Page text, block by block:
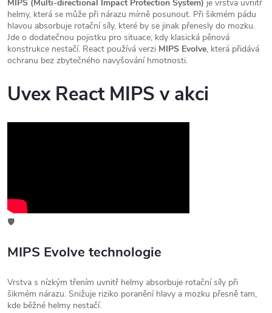
MIPS (Multi-directional Impact Protection System) je vrstva uvnitř
helmy, která se může při nárazu mírně posunout. Při šikmém pádu
hlavou absorbuje rotační síly, které by se jinak přenesly do mozku.
Jde o dodatečnou pojistku pro situace, kdy klasická pěnová
konstrukce nestačí. React používá verzi MIPS Evolve, která přidává
ochranu bez zbytečného navyšování hmotnosti.
Uvex React MIPS v akci
🛡️
MIPS Evolve technologie
Vrstva s nízkým třením uvnitř helmy absorbuje rotační síly při
šikmém nárazu. Snižuje riziko poranění hlavy a mozku přesně tam,
kde běžné helmy nestačí.